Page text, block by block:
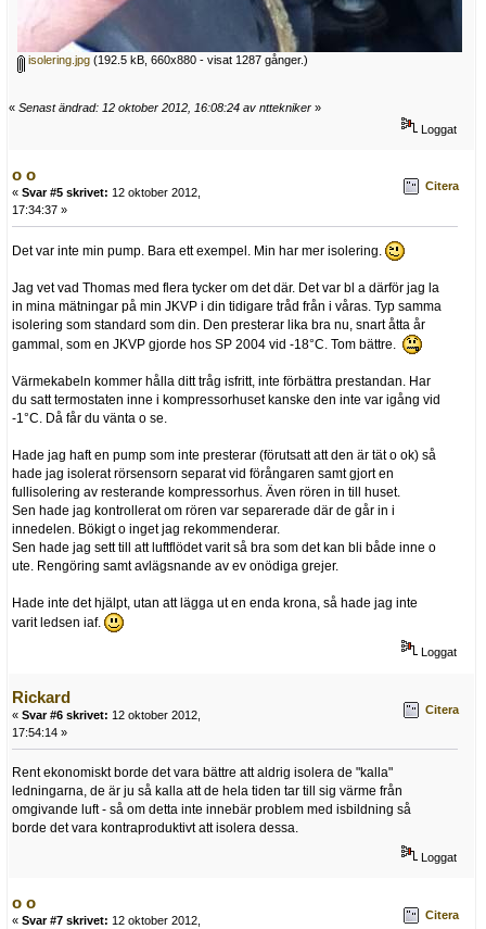
isolering.jpg (192.5 kB, 660x880 - visat 1287 gånger.)
« Senast ändrad: 12 oktober 2012, 16:08:24 av nttekniker »
Loggat
o o
« Svar #5 skrivet: 12 oktober 2012,
17:34:37 »
Citera
Det var inte min pump. Bara ett exempel. Min har mer isolering.
Jag vet vad Thomas med flera tycker om det där. Det var bl a därför jag la
in mina mätningar på min JKVP i din tidigare tråd från i våras. Typ samma
isolering som standard som din. Den presterar lika bra nu, snart åtta år
gammal, som en JKVP gjorde hos SP 2004 vid -18°C. Tom bättre.
Värmekabeln kommer hålla ditt tråg isfritt, inte förbättra prestandan. Har
du satt termostaten inne i kompressorhuset kanske den inte var igång vid
-1°C. Då får du vänta o se.
Hade jag haft en pump som inte presterar (förutsatt att den är tät o ok) så
hade jag isolerat rörsensorn separat vid förångaren samt gjort en
fullisolering av resterande kompressorhus. Även rören in till huset.
Sen hade jag kontrollerat om rören var separerade där de går in i
innedelen. Bökigt o inget jag rekommenderar.
Sen hade jag sett till att luftflödet varit så bra som det kan bli både inne o
ute. Rengöring samt avlägsnande av ev onödiga grejer.
Hade inte det hjälpt, utan att lägga ut en enda krona, så hade jag inte
varit ledsen iaf.
Loggat
Rickard
« Svar #6 skrivet: 12 oktober 2012,
17:54:14 »
Citera
Rent ekonomiskt borde det vara bättre att aldrig isolera de "kalla"
ledningarna, de är ju så kalla att de hela tiden tar till sig värme från
omgivande luft - så om detta inte innebär problem med isbildning så
borde det vara kontraproduktivt att isolera dessa.
Loggat
o o
« Svar #7 skrivet: 12 oktober 2012,
Citera